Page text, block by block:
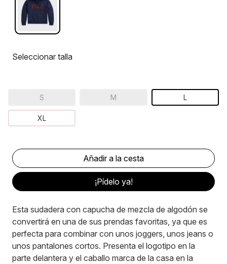
Seleccionar talla
S M L
XL
¡Pídelo ya!
Esta sudadera con capucha de mezcla de algodón se
convertirá en una de sus prendas favoritas, ya que es
perfecta para combinar con unos joggers, unos jeans o
unos pantalones cortos. Presenta el logotipo en la
parte delantera y el caballo marca de la casa en la